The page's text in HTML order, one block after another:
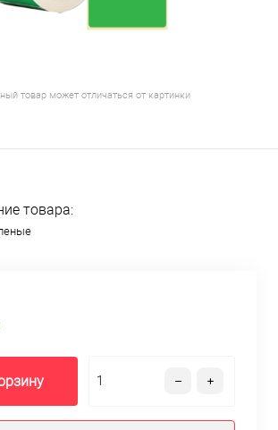
товар может отличаться от картинки
товара: